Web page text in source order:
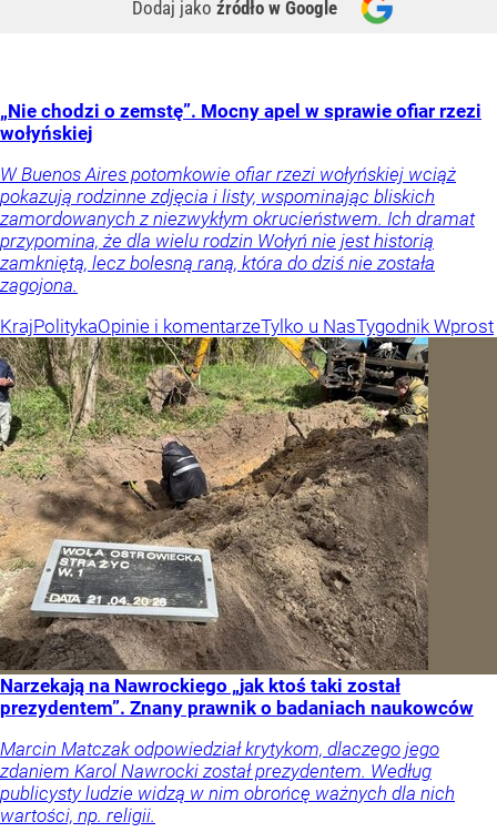
Dodaj jako źródło w Google
„Nie chodzi o zemstę”. Mocny apel w sprawie ofiar rzezi
wołyńskiej
W Buenos Aires potomkowie ofiar rzezi wołyńskiej wciąż
pokazują rodzinne zdjęcia i listy, wspominając bliskich
zamordowanych z niezwykłym okrucieństwem. Ich dramat
przypomina, że dla wielu rodzin Wołyń nie jest historią
zamkniętą, lecz bolesną raną, która do dziś nie została
zagojona.
KrajPolitykaOpinie i komentarzeTylko u NasTygodnik Wprost
Narzekają na Nawrockiego „jak ktoś taki został
prezydentem”. Znany prawnik o badaniach naukowców
Marcin Matczak odpowiedział krytykom, dlaczego jego
zdaniem Karol Nawrocki został prezydentem. Według
publicysty ludzie widzą w nim obrońcę ważnych dla nich
wartości, np. religii.